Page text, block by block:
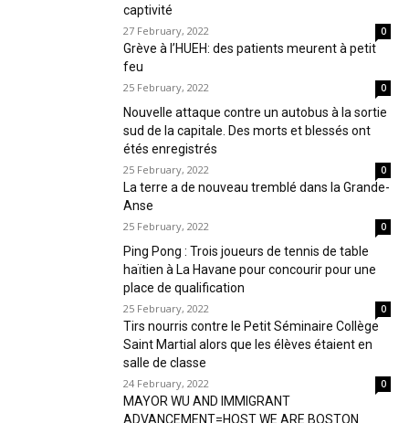
captivité
27 February, 2022 0
Grève à l’HUEH: des patients meurent à petit
feu
25 February, 2022 0
Nouvelle attaque contre un autobus à la sortie
sud de la capitale. Des morts et blessés ont
étés enregistrés
25 February, 2022 0
La terre a de nouveau tremblé dans la Grande-
Anse
25 February, 2022 0
Ping Pong : Trois joueurs de tennis de table
haïtien à La Havane pour concourir pour une
place de qualification
25 February, 2022 0
Tirs nourris contre le Petit Séminaire Collège
Saint Martial alors que les élèves étaient en
salle de classe
24 February, 2022 0
MAYOR WU AND IMMIGRANT
ADVANCEMENT=HOST WE ARE BOSTON